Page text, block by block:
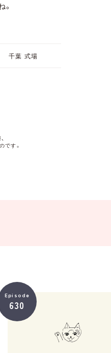
千葉 式場
です。
Episode
630